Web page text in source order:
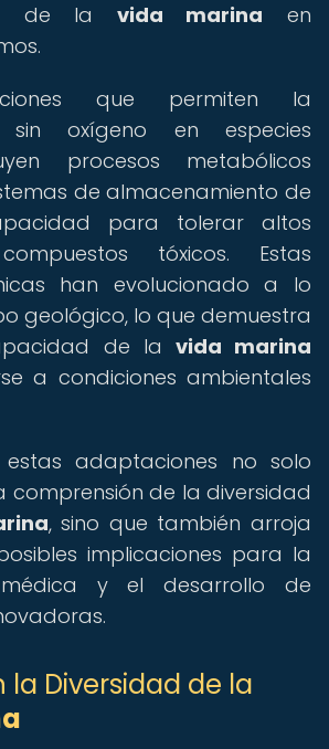
de la vida marina en
que permiten la
sin oxígeno en especies
procesos metabólicos
de almacenamiento de
para tolerar altos
tóxicos. Estas
han evolucionado a lo
geológico, lo que demuestra
de la vida marina
a condiciones ambientales
adaptaciones no solo
comprensión de la diversidad
, sino que también arroja
implicaciones para la
médica y el desarrollo de
Diversidad de la